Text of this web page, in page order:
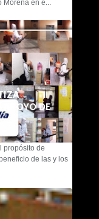
en e...
APOYO DE
propósito de
de las y los